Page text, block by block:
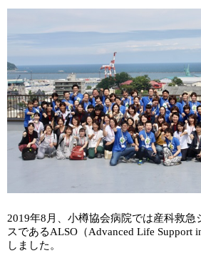
2019年8月、小樽協会病院では産科救急
スであるALSO（Advanced Life Support
しました。